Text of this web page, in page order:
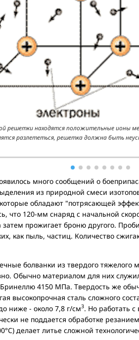
решетки находятся положительные ионы
разлететься, решетка должна быть
много сообщений о
из природной смеси
обладают "потрясающей
что 120-мм снаряд с начальной
прожигает броню другого.
как пыль, частиц. Количество
болванки из твердого тяжелого
Обычно материалом для них
Бринеллю 4150 МПа. Твердость же
высокопрочная сталь сложного
ниже - около 7,8 г/см3. Но работать
не поддается обработке
делает литье сложной